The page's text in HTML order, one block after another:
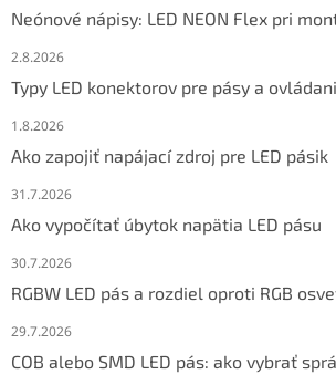
Neónové nápisy: LED NEON Flex pri
2.8.2026
Typy LED konektorov pre pásy a
1.8.2026
Ako zapojiť napájací zdroj pre LED pásik
31.7.2026
Ako vypočítať úbytok napätia LED pásu
30.7.2026
RGBW LED pás a rozdiel oproti RGB
29.7.2026
COB alebo SMD LED pás: ako vybrať